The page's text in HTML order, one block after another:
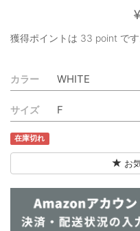
ご利用規約
獲得ポイントは 33 point です
カラー
サイズ
在庫切れ
お